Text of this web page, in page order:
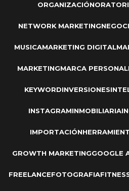
ORGANIZACIÓN
NETWORK MARKETING
MUSICAMARKETING DIGITAL
MARKETINGMARCA PERSONAL
KEYWORDINVERSIONES
INSTAGRAMINMOBILIARIA
IMPORTACIÓN
GROWTH MARKETINGGOOGLE
FREELANCEFOTOGRAFIA